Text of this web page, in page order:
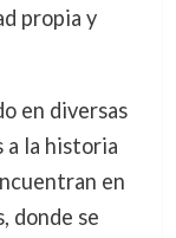
propia y
en diversas
a la historia
en
donde se